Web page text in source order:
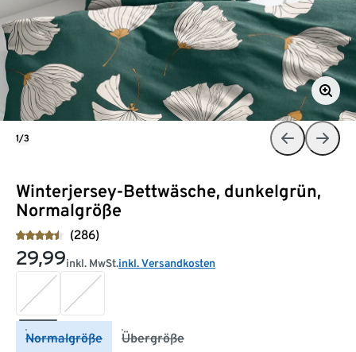
Winterjersey-Bettwäsche, dunkelgrün,
Normalgröße
(286)
29,99inkl. MwSt.inkl. Versandkosten
Normalgröße Übergröße
1/3